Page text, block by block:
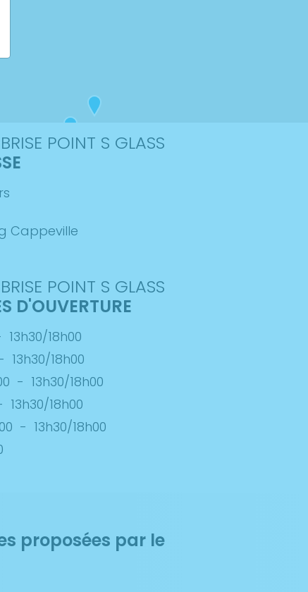
POINT S GLASS
Cappeville
POINT S GLASS
D'OUVERTURE
13h30/18h00
13h30/18h00
- 13h30/18h00
13h30/18h00
- 13h30/18h00
proposées par le